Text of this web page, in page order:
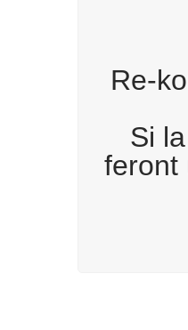
Re-
Si
feront